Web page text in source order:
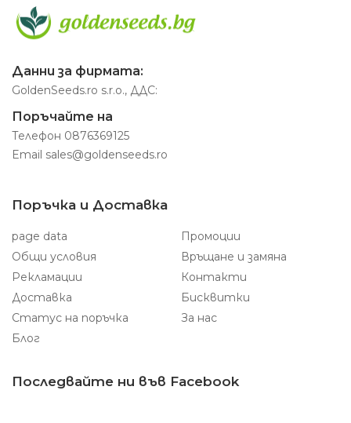
Данни за фирмата:
GoldenSeeds.ro s.r.o., ДДС:
Поръчайте на
Телефон 0876369125
Email sales@goldenseeds.ro
Поръчка и Доставка
page data
Промоции
Общи условия
Връщане и замяна
Рекламации
Контакти
Доставка
Бисквитки
Статус на поръчка
За нас
Блог
Последвайте ни във Facebook